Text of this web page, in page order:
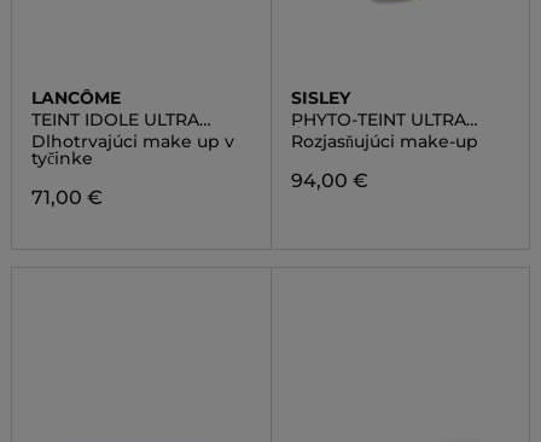
LANCÔME
TEINT IDOLE ULTRA
WEAR STICK
Dlhotrvajúci make up v
tyčinke
71,00 €
SISLEY
PHYTO-TEINT ULTRA
ÉCLAT
Rozjasňujúci make-up
94,00 €